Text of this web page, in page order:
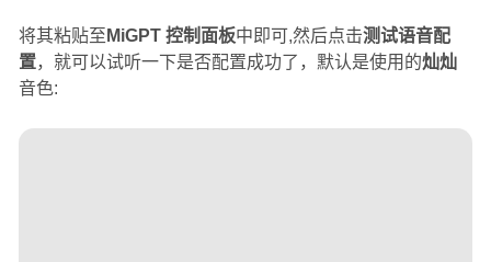
将其粘贴至 MiGPT 控制面板中即可,然后点击测试语音配
置，就可以试听一下是否配置成功了，默认是使用的灿灿
音色: